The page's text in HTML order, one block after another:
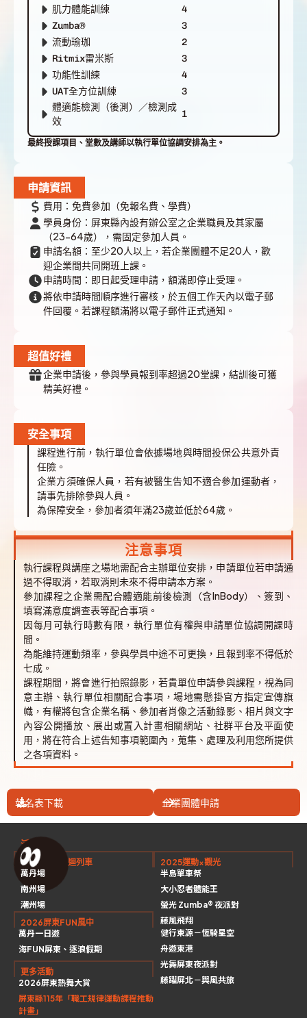
肌力體能訓練
4
Zumba®
3
流動瑜珈
2
Ritmix雷米斯
3
功能性訓練
4
UAT全方位訓練
3
體適能檢測（後測）／檢測成
效
1
最終授課項目、堂數及講師以執行單位協調安排為主。
申請資訊
費用：免費參加（免報名費、學費）
學員身份：屏東縣內設有辦公室之企業職員及其家屬
（23-64歲），需固定參加人員。
申請名額：至少20人以上，若企業團體不足20人，歡
迎企業間共同開班上課。
申請時間：即日起受理申請，額滿即停止受理。
將依申請時間順序進行審核，於五個工作天內以電子郵
件回覆。若課程額滿將以電子郵件正式通知。
超值好禮
企業申請後，參與學員報到率超過20堂課，結訓後可獲
精美好禮。
安全事項
課程進行前，執行單位會依據場地與時間投保公共意外責
任險。
企業方須確保人員，若有被醫生告知不適合參加運動者，
請事先排除參與人員。
為保障安全，參加者須年滿23歲並低於64歲。
注意事項
執行課程與講座之場地需配合主辦單位安排，申請單位若申請通
過不得取消，若取消則未來不得申請本方案。
參加課程之企業需配合體適能前後檢測（含InBody）、簽到、
填寫滿意度調查表等配合事項。
因每月可執行時數有限，執行單位有權與申請單位協調開課時
間。
為能維持運動頻率，參與學員中途不可更換，且報到率不得低於
七成。
課程期間，將會進行拍照錄影，若貴單位申請參與課程，視為同
意主辦、執行單位相關配合事項，場地需懸掛官方指定宣傳旗
幟，有權將包含企業名稱、參加者肖像之活動錄影、相片與文字
內容公開播放、展出或置入計畫相關網站、社群平台及平面使
用，將在符合上述告知事項範圍內，蒐集、處理及利用您所提供
之各項資料。
報名表下載 企業團體申請
活動
2026有氧巡迴列車
萬丹場
南州場
潮州場
2026屏東FUN風中
萬丹一日遊
海FUN屏東、逐浪假期
更多活動
2026屏東熱舞大賞
屏東縣115年「職工規律運動課程推動
計畫」
2025運動×觀光
半島單車祭
大小忍者體能王
螢光 Zumba® 夜派對
藤風飛翔
健行東源－恆騎星空
舟遊東港
光舞屏東夜派對
藤躍屏北－與風共旅